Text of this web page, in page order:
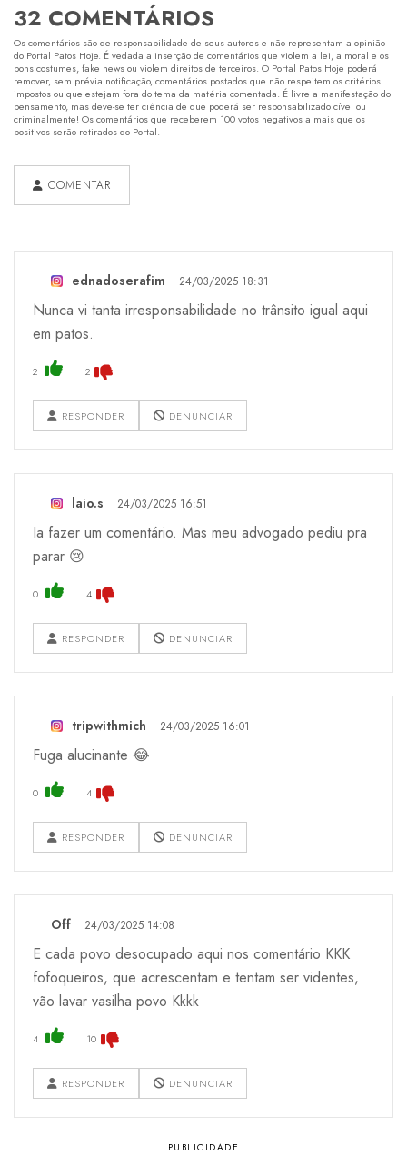
32 COMENTÁRIOS
Os comentários são de responsabilidade de seus autores e não representam a opinião
do Portal Patos Hoje. É vedada a inserção de comentários que violem a lei, a moral e os
bons costumes, fake news ou violem direitos de terceiros. O Portal Patos Hoje poderá
remover, sem prévia notificação, comentários postados que não respeitem os critérios
impostos ou que estejam fora do tema da matéria comentada. É livre a manifestação do
pensamento, mas deve-se ter ciência de que poderá ser responsabilizado cível ou
criminalmente! Os comentários que receberem 100 votos negativos a mais que os
positivos serão retirados do Portal.
COMENTAR
ednadoserafim 24/03/2025 18:31
Nunca vi tanta irresponsabilidade no trânsito igual aqui
em patos.
2 2
RESPONDER DENUNCIAR
laio.s 24/03/2025 16:51
Ia fazer um comentário. Mas meu advogado pediu pra
parar 😢
0 4
RESPONDER DENUNCIAR
tripwithmich 24/03/2025 16:01
Fuga alucinante 😂
0 4
RESPONDER DENUNCIAR
Off 24/03/2025 14:08
E cada povo desocupado aqui nos comentário KKK
fofoqueiros, que acrescentam e tentam ser videntes,
vão lavar vasilha povo Kkkk
4 10
RESPONDER DENUNCIAR